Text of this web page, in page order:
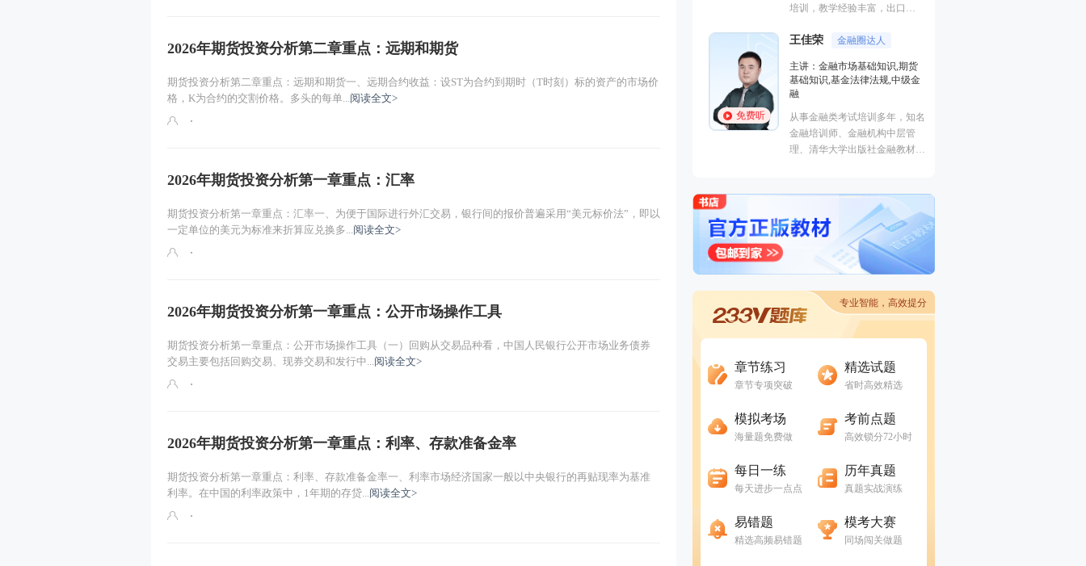
套期保值的概念与原理
2026年期货投资分析第二章重点：远期和期货
期货投资分析第二章重点：远期和期货一、远期合约收益：设ST为合约到期时（T时刻）标的资产的市场价
格，K为合约的交割价格。多头的每单...阅读全文>
2026年期货投资分析第一章重点：汇率
期货投资分析第一章重点：汇率一、为便于国际进行外汇交易，银行间的报价普遍采用“美元标价法”，即以
一定单位的美元为标准来折算应兑换多...阅读全文>
2026年期货投资分析第一章重点：公开市场操作工具
期货投资分析第一章重点：公开市场操作工具（一）回购从交易品种看，中国人民银行公开市场业务债券
交易主要包括回购交易、现券交易和发行中...阅读全文>
2026年期货投资分析第一章重点：利率、存款准备金率
期货投资分析第一章重点：利率、存款准备金率一、利率市场经济国家一般以中央银行的再贴现率为基准
利率。在中国的利率政策中，1年期的存贷...阅读全文>
培训，教学经验丰富，出口
能的很有个人风格的老师，江湖
外弟子。
免费听
王佳荣 金融圈达人
主讲：金融市场基础知识,期货
基础知识,基金法律法规,中级金
融
从事金融类考试培训多年，知名
金融培训师、金融机构中层管
理、清华大学出版社金融教材副
的“一哥”。
专业智能，高效提分
章节练习
章节专项突破
精选试题
省时高效精选
模拟考场
海量题免费做
考前点题
高效锁分72小时
每日一练
每天进步一点点
历年真题
真题实战演练
易错题
精选高频易错题
模考大赛
同场闯关做题